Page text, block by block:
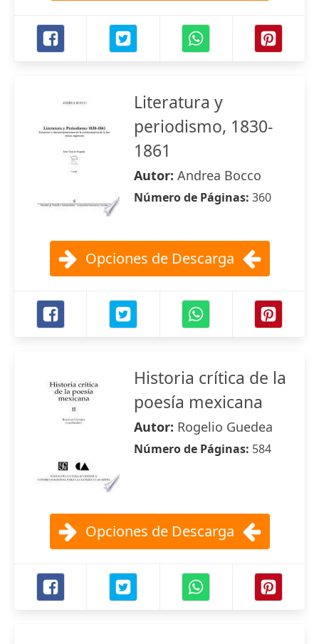
Literatura y
periodismo, 1830-
1861
Autor: Andrea Bocco
Número de Páginas: 360
Opciones de Descarga
Historia crítica de la
poesía mexicana
Autor: Rogelio Guedea
Número de Páginas: 584
Opciones de Descarga